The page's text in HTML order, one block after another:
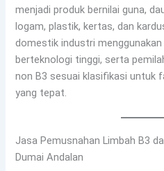
menjadi produk bernilai guna,
logam, plastik, kertas, dan
domestik industri
berteknologi tinggi, serta
non B3 sesuai klasifikasi untuk
yang tepat.
Jasa Pemusnahan Limbah B3
Dumai Andalan